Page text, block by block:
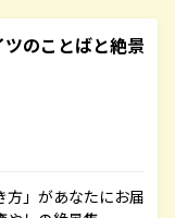
のことばと絶景
方」があなたにお届